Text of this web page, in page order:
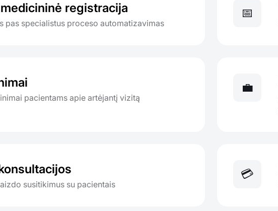
registracija
pas specialistus proceso automatizavimas
📅
pacientams apie artėjantį vizitą
💼
susitikimus su pacientais
💳